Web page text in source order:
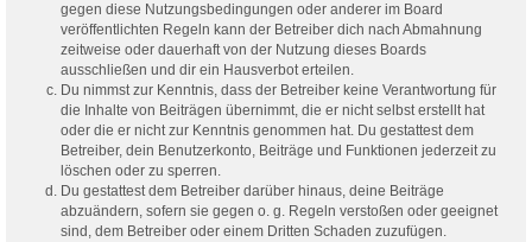
gegen diese Nutzungsbedingungen oder anderer im Board
veröffentlichten Regeln kann der Betreiber dich nach Abmahnung
zeitweise oder dauerhaft von der Nutzung dieses Boards
ausschließen und dir ein Hausverbot erteilen.
Du nimmst zur Kenntnis, dass der Betreiber keine Verantwortung für
die Inhalte von Beiträgen übernimmt, die er nicht selbst erstellt hat
oder die er nicht zur Kenntnis genommen hat. Du gestattest dem
Betreiber, dein Benutzerkonto, Beiträge und Funktionen jederzeit zu
löschen oder zu sperren.
Du gestattest dem Betreiber darüber hinaus, deine Beiträge
abzuändern, sofern sie gegen o. g. Regeln verstoßen oder geeignet
sind, dem Betreiber oder einem Dritten Schaden zuzufügen.